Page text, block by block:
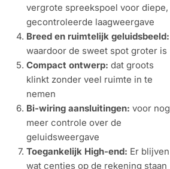
vergrote spreekspoel voor diepe,
gecontroleerde laagweergave
Breed en ruimtelijk geluidsbeeld:
waardoor de sweet spot groter is
Compact ontwerp: dat groots
klinkt zonder veel ruimte in te
nemen
Bi-wiring aansluitingen: voor nog
meer controle over de
geluidsweergave
Toegankelijk High-end: Er blijven
wat centjes op de rekening staan